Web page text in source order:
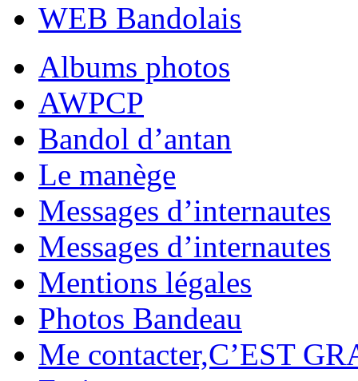
WEB Bandolais
Albums photos
AWPCP
Bandol d’antan
Le manège
Messages d’internautes
Messages d’internautes
Mentions légales
Photos Bandeau
Me contacter,C’EST